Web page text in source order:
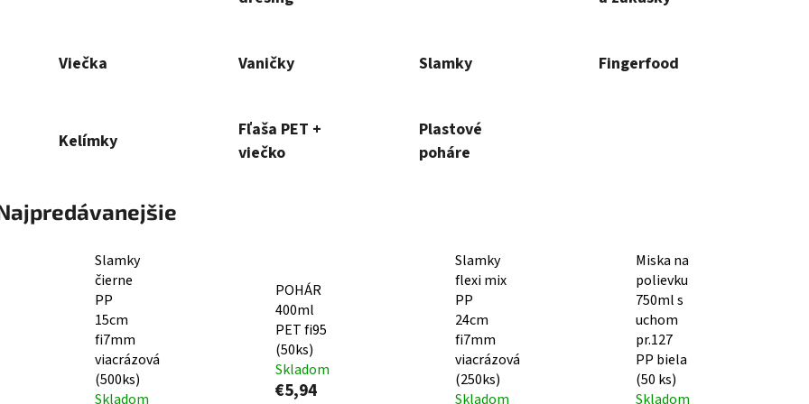
Viečka Vaničky Slamky Fingerfood
Kelímky
Fľaša PET +
viečko
Plastové
poháre
Slamky
čierne
PP
15cm
fi7mm
viacrázová
(500ks)
Skladom
POHÁR
400ml
PET fi95
(50ks)
Skladom
€5,94
Slamky
flexi mix
PP
24cm
fi7mm
viacrázová
(250ks)
Skladom
Miska na
polievku
750ml s
uchom
pr.127
PP biela
(50 ks)
Skladom